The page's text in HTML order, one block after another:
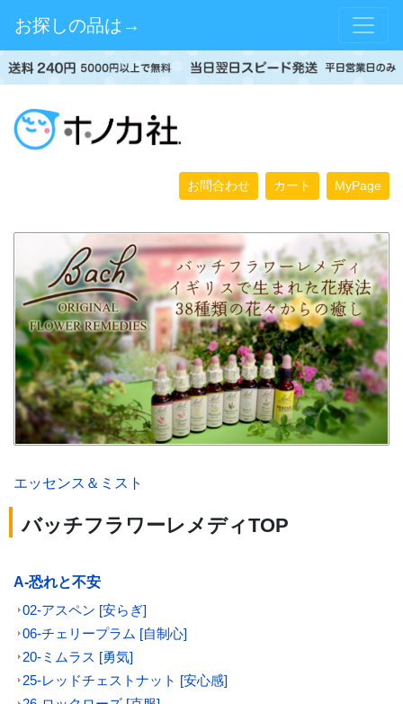
お探しの品は→
お問合わせ カート MyPage
エッセンス＆ミスト
バッチフラワーレメディTOP
A-恐れと不安
02-アスペン [安らぎ]
06-チェリープラム [自制心]
20-ミムラス [勇気]
25-レッドチェストナット [安心感]